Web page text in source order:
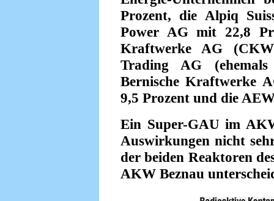
Prozent, die Alpiq
Power AG mit 22,8
Kraftwerke AG
Trading AG
Bernische Kraftwerke
9,5 Prozent und die
Ein Super-GAU im
Auswirkungen nicht
der beiden Reaktoren
AKW Beznau